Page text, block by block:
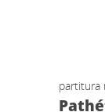
partitura